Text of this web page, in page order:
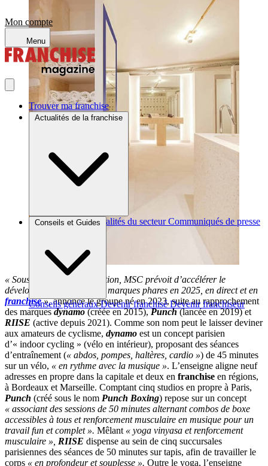
Mon compte
Menu
Trouver ma franchise
Actualités de la franchise
Brèves et actus Actualités du secteur Communiqués de presse
Conseils et Guides
Conseils généraux Devenir franchisé Devenir franchiseur
« Sous cette nouvelle direction, MSC prévoit d’accélérer le
développement de ses trois marques phares en 2025, en direct et en
franchise»,annonce le groupe né en 2023, suite au rapprochement
des marquesdynamo(créée en 2015),Punch(lancée en 2019) et
RIISE (active depuis 2021). Comme son nom peut le laisser deviner
aux amateurs de cyclisme, dynamo est un concept parisien
d’« indoor cycling » (vélo en intérieur), proposant des séances
d’entraînement (« abdos, pompes, haltères, cardio ») de 45 minutes
sur un vélo, « en rythme avec la musique ». L’enseigne aligne neuf
adresses en propre dans la capitale et deux en franchise en régions,
à Bordeaux et Marseille. Comptant cinq studios en propre à Paris,
Punch (créé sous le nom Punch Boxing) repose sur un concept
« associant des sessions de 50 minutes alternant combos de boxe
accessibles à tous et renforcement musculaire en musique pour un
travail fun et complet ». Mêlant « yoga vinyasa et renforcement
musculaire », RIISE dispense au sein de cinq succursales
parisiennes des séances de 50 minutes sur tapis, afin de travailler le
corps « en profondeur et souplesse ». Outre le yoga, l’enseigne